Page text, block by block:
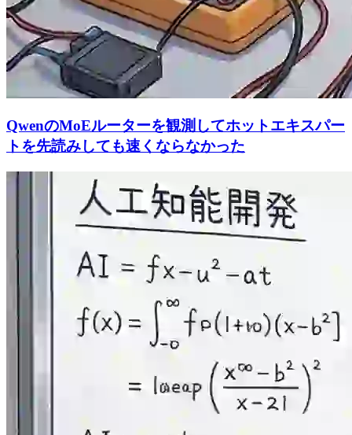
QwenのMoEルーターを観測してホットエキスパー
トを先読みしても速くならなかった